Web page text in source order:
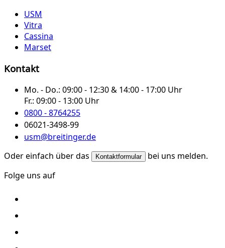
USM
Vitra
Cassina
Marset
Kontakt
Mo. - Do.: 09:00 - 12:30 & 14:00 - 17:00 Uhr
Fr.: 09:00 - 13:00 Uhr
0800 - 8764255
06021-3498-99
usm@breitinger.de
Oder einfach über das
Kontaktformular
bei uns melden.
Folge uns auf